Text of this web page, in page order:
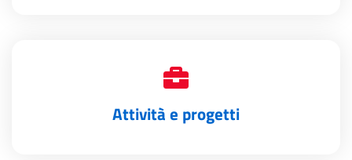
Attività e progetti